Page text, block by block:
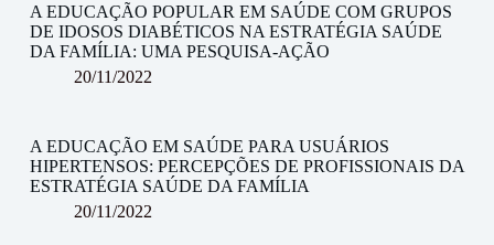
A EDUCAÇÃO POPULAR EM SAÚDE COM GRUPOS
DE IDOSOS DIABÉTICOS NA ESTRATÉGIA SAÚDE
DA FAMÍLIA: UMA PESQUISA-AÇÃO
20/11/2022
A EDUCAÇÃO EM SAÚDE PARA USUÁRIOS
HIPERTENSOS: PERCEPÇÕES DE PROFISSIONAIS DA
ESTRATÉGIA SAÚDE DA FAMÍLIA
20/11/2022